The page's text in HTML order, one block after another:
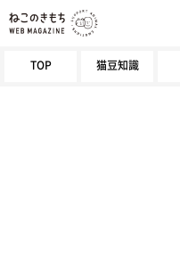
TOP 猫豆知識